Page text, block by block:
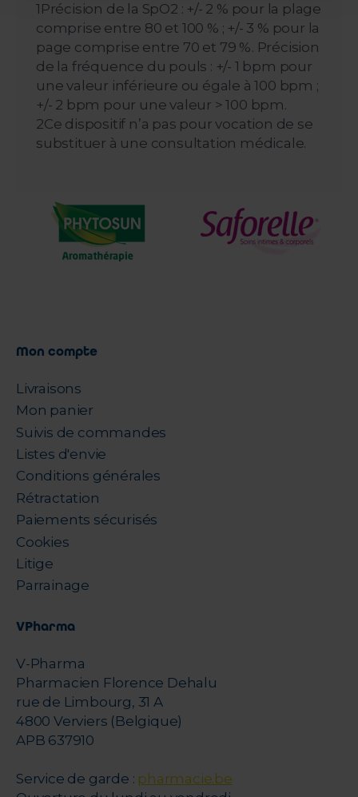
1Précision de la SpO2 : +/- 2 % pour la plage
comprise entre 80 et 100 % ; +/- 3 % pour la
page comprise entre 70 et 79 %. Précision
de la fréquence du pouls : +/- 1 bpm pour
une valeur inférieure ou égale à 100 bpm ;
+/- 2 bpm pour une valeur > 100 bpm.
2Ce dispositif n’a pas pour vocation de se
substituer à une consultation médicale.
Mon compte
Livraisons
Mon panier
Suivis de commandes
Listes d'envie
Conditions générales
Rétractation
Paiements sécurisés
Cookies
Litige
Parrainage
VPharma
V-Pharma
Pharmacien Florence Dehalu
rue de Limbourg, 31 A
4800 Verviers (Belgique)
APB 637910
Service de garde : pharmacie.be